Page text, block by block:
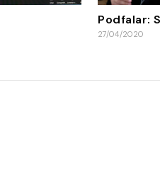
Podfalar:
27/04/2020